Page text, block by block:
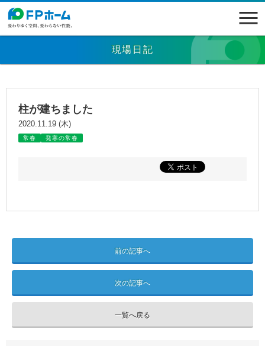
現場日記
柱が建ちました
2020.11.19 (木)
常春 発寒の常春
前の記事へ
次の記事へ
一覧へ戻る